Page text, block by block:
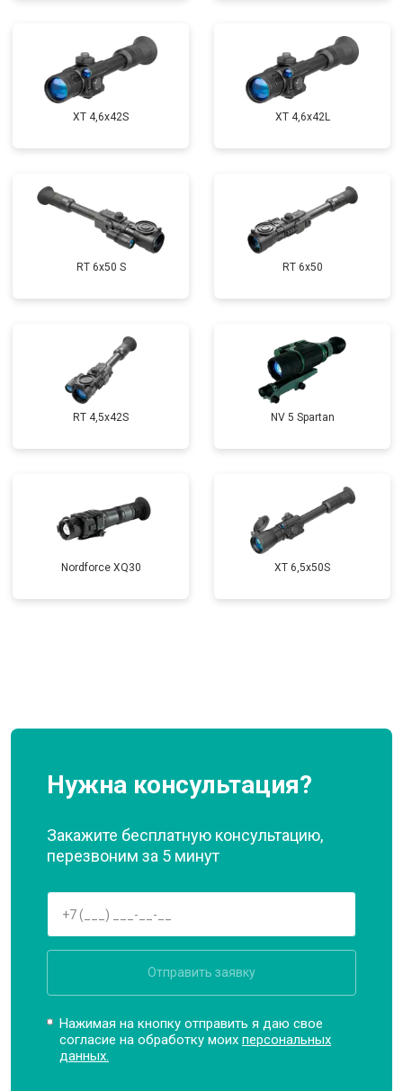
XT 4,6x42S XT 4,6x42L
RT 6x50 S RT 6x50
RT 4,5х42S NV 5 Spartan
Nordforce XQ30 XT 6,5x50S
Нужна консультация?
Закажите бесплатную консультацию,
перезвоним за 5 минут
Отправить заявку
Нажимая на кнопку отправить я даю свое
согласие на обработку моихперсональных
данных.